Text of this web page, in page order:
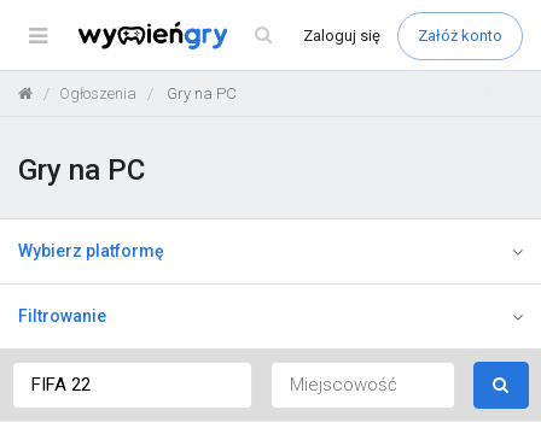
Menu Zaloguj się Załóż konto
Ogłoszenia Gry na PC
Gry na PC
Wybierz platformę
Filtrowanie